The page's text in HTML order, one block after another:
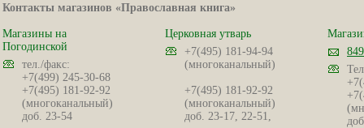
Контакты магазинов «Православная книга»
Магазины на
Погодинской
тел./факс:
+7(499) 245-30-68
+7(495) 181-92-92
(многоканальный)
доб. 23-54
Церковная утварь
+7(495) 181-94-94
(многоканальный)
+7(495) 181-92-92
(многоканальный)
доб. 23-17, 22-51,